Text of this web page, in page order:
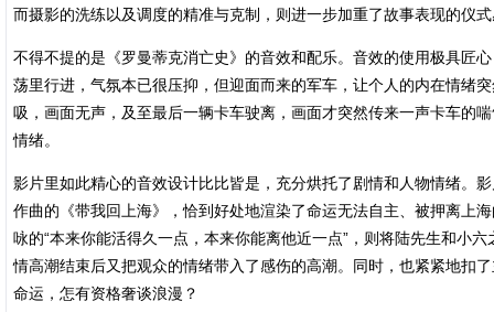
而摄影的洗练以及调度的精准与克制，则进一步加重了故事表现的仪
不得不提的是《罗曼蒂克消亡史》的音效和配乐。音效的使用极具匠
荡里行进，气氛本已很压抑，但迎面而来的军车，让个人的内在情绪
吸，画面无声，及至最后一辆卡车驶离，画面才突然传来一声卡车的
情绪。
影片里如此精心的音效设计比比皆是，充分烘托了剧情和人物情绪。
作曲的《带我回上海》，恰到好处地渲染了命运无法自主、被押离上
咏的“本来你能活得久一点，本来你能离他近一点”，则将陆先生和小
情高潮结束后又把观众的情绪带入了感伤的高潮。同时，也紧紧地
命运，怎有资格奢谈浪漫？